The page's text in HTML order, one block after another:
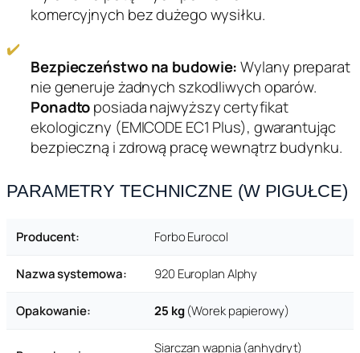
komercyjnych bez dużego wysiłku.
✔️
Bezpieczeństwo na budowie:Wylany preparat
nie generuje żadnych szkodliwych oparów.
Ponadtoposiada najwyższy certyfikat
ekologiczny (EMICODE EC1 Plus), gwarantując
bezpieczną i zdrową pracę wewnątrz budynku.
PARAMETRY TECHNICZNE (W PIGUŁCE)
Producent: Forbo Eurocol
Nazwa systemowa: 920 Europlan Alphy
Opakowanie: 25 kg(Worek papierowy)
Siarczan wapnia (anhydryt)